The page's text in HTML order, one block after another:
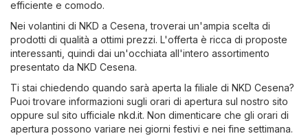
efficiente e comodo.
Nei volantini di NKD a Cesena, troverai un'ampia scelta di
prodotti di qualità a ottimi prezzi. L'offerta è ricca di proposte
interessanti, quindi dai un'occhiata all'intero assortimento
presentato da NKD Cesena.
Ti stai chiedendo quando sarà aperta la filiale di NKD Cesena?
Puoi trovare informazioni sugli orari di apertura sul nostro sito
oppure sul sito ufficiale nkd.it. Non dimenticare che gli orari di
apertura possono variare nei giorni festivi e nei fine settimana.